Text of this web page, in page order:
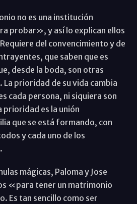
no es una institución
probar», y así lo explican ellos
del convencimiento y de
que saben que es
desde la boda, son otras
prioridad de su vida cambia
cada persona, ni siquiera son
prioridad es la unión
que se está formando, con
y cada uno de los
mágicas, Paloma y Jose
«para tener un matrimonio
Es tan sencillo como ser